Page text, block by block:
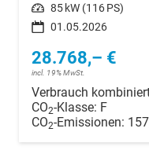
Leistung 85 kW (116 PS)
01.05.2026
28.768,– €
incl. 19% MwSt.
Verbrauch
CO2-Klasse: F
CO2-Emissionen: